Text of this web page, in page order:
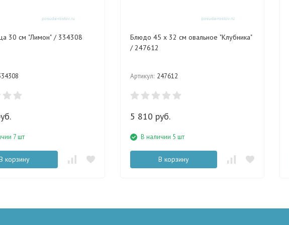
30 см "Лимон" / 334308
7 шт
корзину
Блюдо 45 х 32 см овальное "Клубника"
/ 247612
Артикул: 247612
5 810 руб.
В наличии 5 шт
В корзину